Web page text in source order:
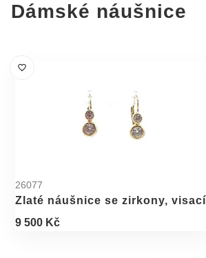
Dámské náušnice
26077
Zlaté náušnice se zirkony, visací
9 500 Kč